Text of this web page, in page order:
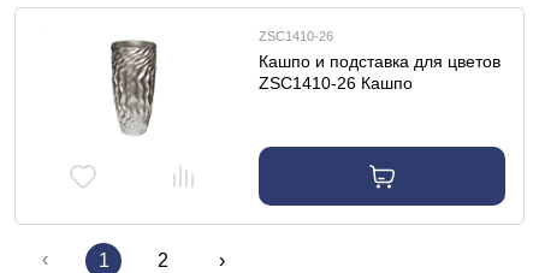
ZSC1410-26
Кашпо и подставка для цветов
ZSC1410-26 Кашпо
‹ 1 2 ›